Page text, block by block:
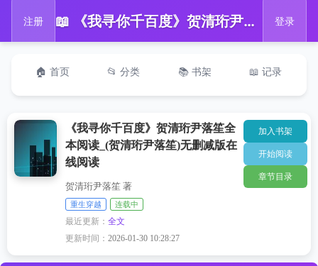
注册 📖 《我寻你千百度》贺清珩尹落笙全本阅读_(贺清珩尹落笙)无删减版在线阅读 登录
🏠 首页 📂 分类 📚 书架 📖 记录
《我寻你千百度》贺清珩尹落笙全
本阅读_(贺清珩尹落笙)无删减版在
线阅读
贺清珩尹落笙 著
重生穿越 连载中
最近更新：全文
更新时间：2026-01-30 10:28:27
加入书架
开始阅读
章节目录